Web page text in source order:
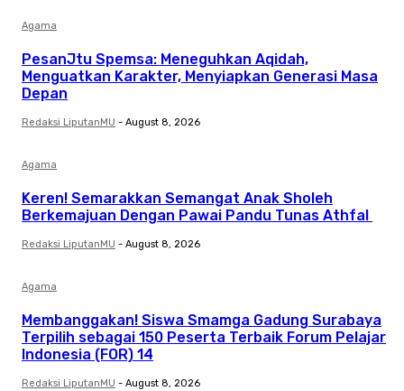
Agama
PesanJtu Spemsa: Meneguhkan Aqidah,
Menguatkan Karakter, Menyiapkan Generasi Masa
Depan
Redaksi LiputanMU - August 8, 2026
Agama
Keren! Semarakkan Semangat Anak Sholeh
Berkemajuan Dengan Pawai Pandu Tunas Athfal
Redaksi LiputanMU - August 8, 2026
Agama
Membanggakan! Siswa Smamga Gadung Surabaya
Terpilih sebagai 150 Peserta Terbaik Forum Pelajar
Indonesia (FOR) 14
Redaksi LiputanMU - August 8, 2026